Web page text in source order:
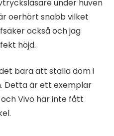
under huven
oerhört snabb vilket
också och jag
höjd.
bara att ställa dom i
Detta är ett exemplar
Vivo har inte fått